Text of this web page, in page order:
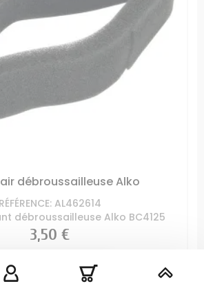
débroussailleuse Alko
RÉFÉRENCE: AL462614
débroussailleuse Alko BC4125
Prix
3,50 €
AJOUTER AU PANIER